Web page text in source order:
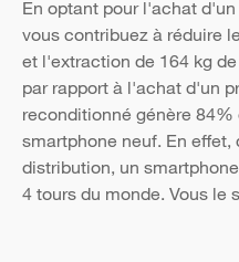
En optant pour l'achat
vous contribuez à réduire
et l'extraction de 164 kg
par rapport à l'achat d'un
reconditionné génère
smartphone neuf. En
distribution, un
4 tours du monde. Vous le